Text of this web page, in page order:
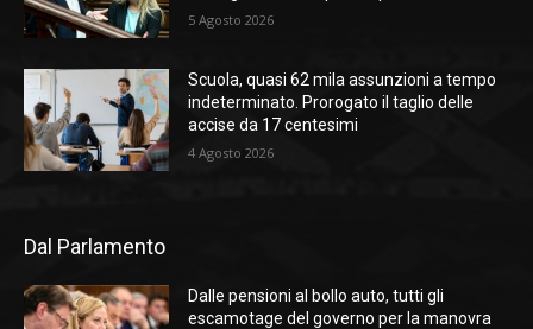
5 Agosto 2026
Scuola, quasi 62 mila assunzioni a tempo
indeterminato. Prorogato il taglio delle
accise da 17 centesimi
4 Agosto 2026
Dal Parlamento
Dalle pensioni al bollo auto, tutti gli
escamotage del governo per la manovra